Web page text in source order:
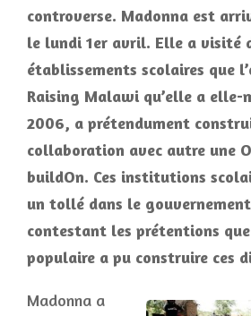
controverse. Madonna est
le lundi 1er avril. Elle a visité
établissements scolaires que
Raising Malawi qu’elle a elle-
2006, a prétendument
collaboration avec autre une
buildOn. Ces institutions
un tollé dans le
contestant les prétentions
populaire a pu construire ces
Madonna a